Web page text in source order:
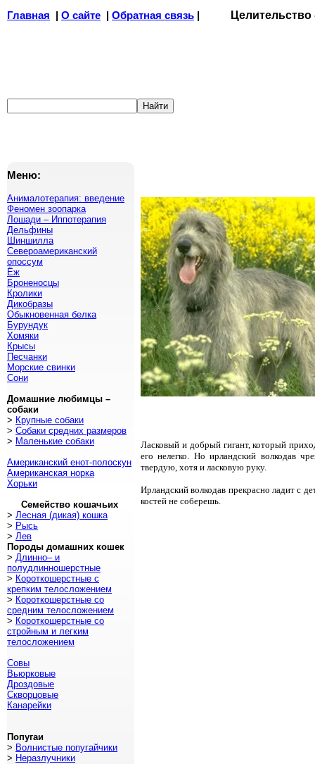
Главная | О сайте | Обратная связь |
Ласковый и добрый гигант, который
его нелегко. Но ирландский волкодав
твердую, хотя и ласковую руку.
Ирландский волкодав прекрасно ладит с
костей не соберешь.
Меню:
Анималотерапия: введение
Феномен зоопарка
Лошади – Иппотерапия
Дельфины
Шиншилла
Североамериканский
опоссум
Ёж
Броненосцы
Кролики
Дикобразы
Обыкновенная белка
Бурундук
Хомяки
Крысы
Песчанки
Морские свинки
Сони
Домашние любимцы –
собаки
> Крупные собаки
> Собаки средних размеров
> Маленькие собаки
Американский енот-полоскун
Американская норка
Хорьки
Семейство кошачьих
> Лесная (дикая) кошка
> Рысь
> Лев
Породы домашних кошек
> Длинно– и
полудлинношерстные
> Короткошерстные с
крепким телосложением
> Короткошерстные со
средним телосложением
> Короткошерстные со
стройным и легким
телосложением
Совы
Вьюрковые
Дроздовые
Скворцовые
Канарейки
Попугаи
> Волнистые попугайчики
> Неразлучники